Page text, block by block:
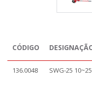
CÓDIGO
136.0048 SWG-25